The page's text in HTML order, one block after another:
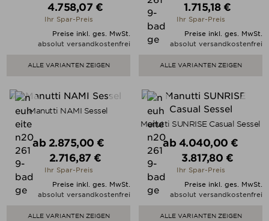
Preis
4.758,07 €
Ihr Spar-Preis
Preise inkl. ges. MwSt.
absolut versandkostenfrei
ALLE VARIANTEN ZEIGEN
Preis
1.715,18 €
Ihr Spar-Preis
Preise inkl. ges. MwSt.
absolut versandkostenfrei
ALLE VARIANTEN ZEIGEN
Manutti NAMI Sessel
Verkaufspreis
ab 2.875,00 €
Preis
2.716,87 €
Ihr Spar-Preis
Preise inkl. ges. MwSt.
absolut versandkostenfrei
ALLE VARIANTEN ZEIGEN
Manutti SUNRISE Casual Sessel
Verkaufspreis
ab 4.040,00 €
Preis
3.817,80 €
Ihr Spar-Preis
Preise inkl. ges. MwSt.
absolut versandkostenfrei
ALLE VARIANTEN ZEIGEN